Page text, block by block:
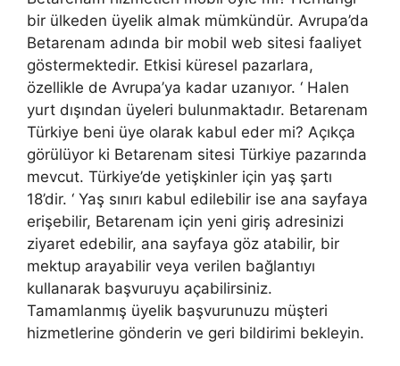
bir ülkeden üyelik almak mümkündür. Avrupa’da
Betarenam adında bir mobil web sitesi faaliyet
göstermektedir. Etkisi küresel pazarlara,
özellikle de Avrupa’ya kadar uzanıyor. ‘ Halen
yurt dışından üyeleri bulunmaktadır. Betarenam
Türkiye beni üye olarak kabul eder mi? Açıkça
görülüyor ki Betarenam sitesi Türkiye pazarında
mevcut. Türkiye’de yetişkinler için yaş şartı
18’dir. ‘ Yaş sınırı kabul edilebilir ise ana sayfaya
erişebilir, Betarenam için yeni giriş adresinizi
ziyaret edebilir, ana sayfaya göz atabilir, bir
mektup arayabilir veya verilen bağlantıyı
kullanarak başvuruyu açabilirsiniz.
Tamamlanmış üyelik başvurunuzu müşteri
hizmetlerine gönderin ve geri bildirimi bekleyin.